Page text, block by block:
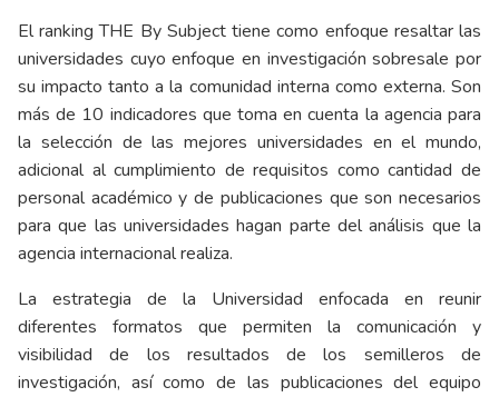
El ranking THE By Subject tiene como enfoque resaltar las
universidades cuyo enfoque en investigación sobresale por
su impacto tanto a la comunidad interna como externa. Son
más de 10 indicadores que toma en cuenta la agencia para
la selección de las mejores universidades en el mundo,
adicional al cumplimiento de requisitos como cantidad de
personal académico y de publicaciones que son necesarios
para que las universidades hagan parte del análisis que la
agencia internacional realiza.
La estrategia de la Universidad enfocada en reunir
diferentes formatos que permiten la comunicación y
visibilidad de los resultados de los semilleros de
investigación, así como de las publicaciones del equipo